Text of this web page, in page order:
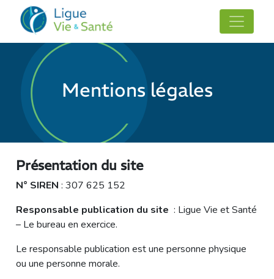
Mentions légales
Présentation du site
N° SIREN : 307 625 152
Responsable publication du site : Ligue Vie et Santé
– Le bureau en exercice.
Le responsable publication est une personne physique
ou une personne morale.